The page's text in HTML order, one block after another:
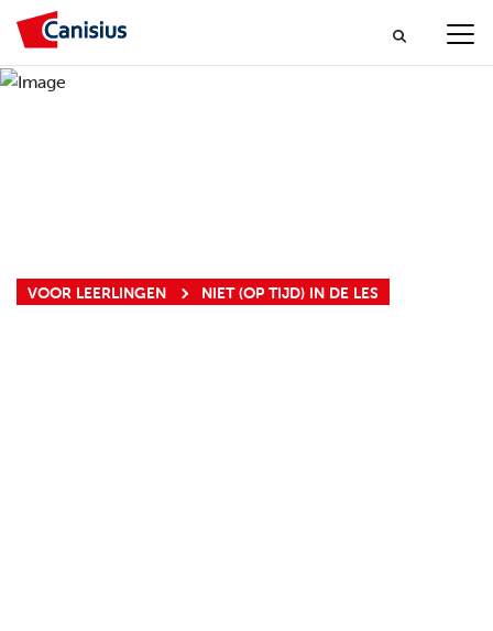
VOOR LEERLINGEN NIET (OP TIJD) IN DE LES